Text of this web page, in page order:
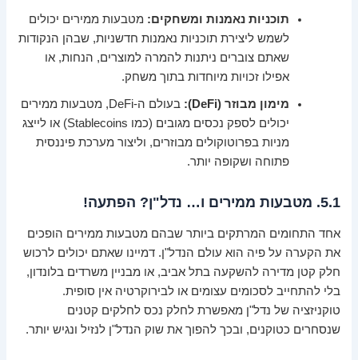
תוכניות נאמנות ומשחקים: מטבעות ממירים יכולים
לשמש ליצירת תוכניות נאמנות חדשניות, שבהן הנקודות
שאתם צוברים ניתנות להמרה למוצרים, הנחות, או
אפילו זכויות מיוחדות בתוך משחק.
מימון מבוזר (DeFi):
בעולם ה-DeFi, מטבעות ממירים
יכולים לספק נכסים מגובים (כמו Stablecoins) או לייצג
מניות בפרוטוקולים מבוזרים, וליצור מערכת פיננסית
פתוחה ושקופה יותר.
5.1. מטבעות ממירים ו… נדל"ן? הפתעה!
אחד התחומים המרתקים ביותר שבהם מטבעות ממירים הופכים
את הקערה על פיה הוא עולם הנדל"ן. דמיינו שאתם יכולים לרכוש
חלק קטן מדירה להשקעה בתל אביב, או מבניין משרדים בלונדון,
בלי להתחייב לסכומים עצומים או לבירוקרטיה אין סופית.
טוקניזציה של נדל"ן מאפשרת לחלק נכס לחלקים קטנים
שנסחרים כטוקנים, ובכך להפוך את שוק הנדל"ן לנזיל ונגיש יותר.